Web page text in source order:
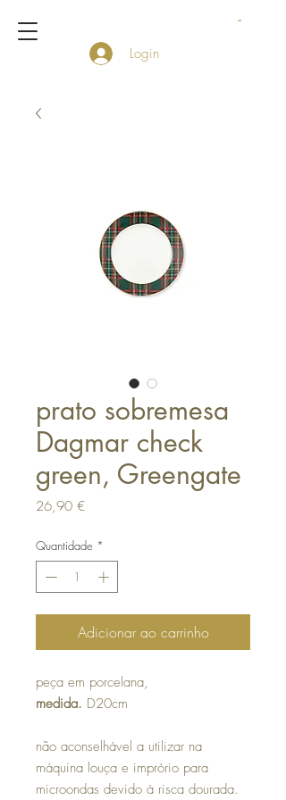
Login
prato sobremesa
Dagmar check
green, Greengate
26,90 €Preço
Quantidade *
Adicionar ao carrinho
peça em porcelana,
medida. D20cm
não aconselhável a utilizar na
máquina louça e imprório para
microondas devido à risca dourada.